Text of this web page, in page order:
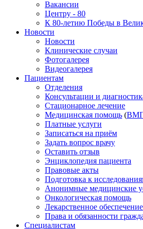
Вакансии
Центру - 80
К 80-летию Победы в
Новости
Новости
Клинические случаи
Фотогалерея
Видеогалерея
Пациентам
Отделения
Консультации и
Стационарное лечение
Медицинская помощь (
Платные услуги
Записаться на приём
Задать вопрос врачу
Оставить отзыв
Энциклопедия пациента
Правовые акты
Подготовка к
Анонимные медицинские
Онкологическая помощь
Лекарственное обеспечение
Права и обязанности
Специалистам